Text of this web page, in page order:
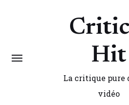
Hit
La critique pure
vidéo